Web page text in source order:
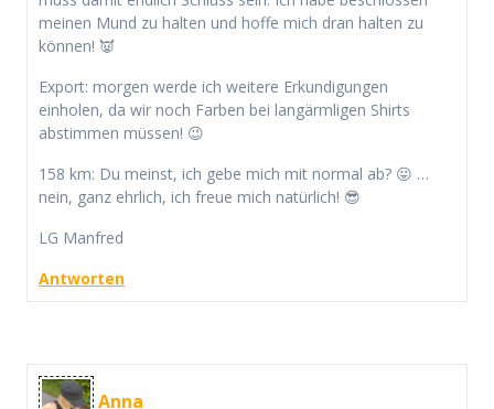
meinen Mund zu halten und hoffe mich dran halten zu
können! 👿
Export: morgen werde ich weitere Erkundigungen
einholen, da wir noch Farben bei langärmligen Shirts
abstimmen müssen! 😉
158 km: Du meinst, ich gebe mich mit normal ab? 😛 …
nein, ganz ehrlich, ich freue mich natürlich! 😎
LG Manfred
Antworten
Anna